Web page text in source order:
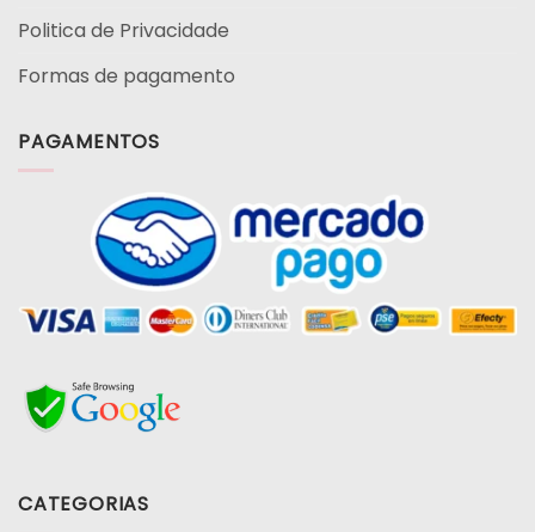
Politica de Privacidade
Formas de pagamento
PAGAMENTOS
CATEGORIAS